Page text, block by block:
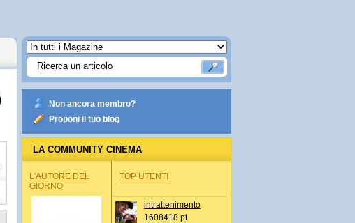
Non ancora membro?
Proponi il tuo blog
LA COMMUNITY CINEMA
L'AUTORE DEL
GIORNO
TOP UTENTI
intrattenimento
1608418 pt